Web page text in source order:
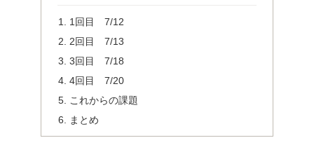
1回目 7/12
2回目 7/13
3回目 7/18
4回目 7/20
これからの課題
まとめ